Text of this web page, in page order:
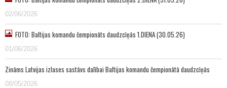
02/06/2026
FOTO: Baltijas komandu čempionāts daudzcīņās 1.DIENA (30.05.26)
01/06/2026
Zināms Latvijas izlases sastāvs dalībai Baltijas komandu čempionātā daudzcīņās
08/05/2026